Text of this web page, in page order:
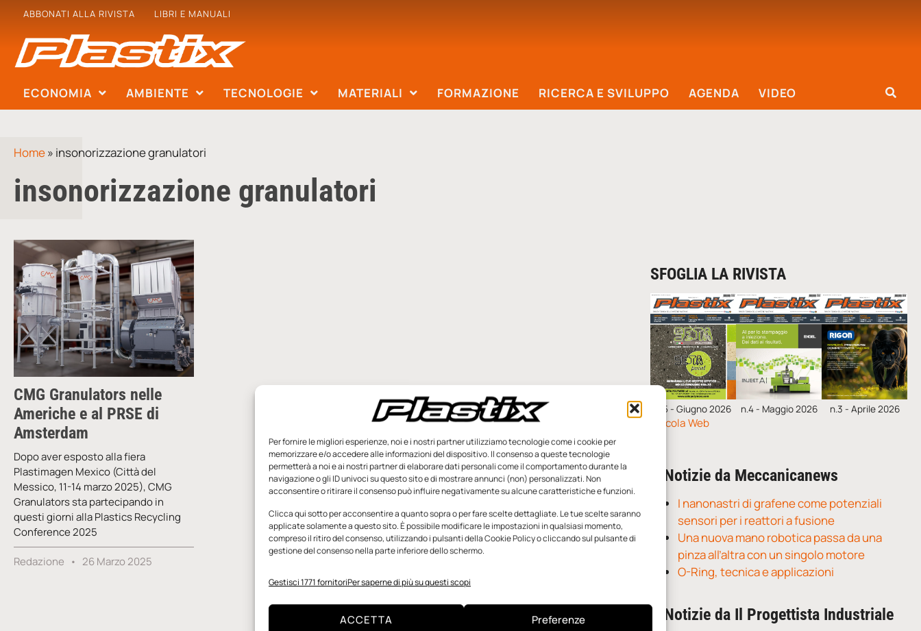
Per fornire le migliori esperienze, noi e i nostri partner utilizziamo tecnologie come i cookie per
memorizzare e/o accedere alle informazioni del dispositivo. Il consenso a queste tecnologie
permetterà a noi e ai nostri partner di elaborare dati personali come il comportamento durante la
navigazione o gli ID univoci su questo sito e di mostrare annunci (non) personalizzati. Non
acconsentire o ritirare il consenso può influire negativamente su alcune caratteristiche e funzioni.
Clicca qui sotto per acconsentire a quanto sopra o per fare scelte dettagliate. Le tue scelte saranno
applicate solamente a questo sito. È possibile modificare le impostazioni in qualsiasi momento,
compreso il ritiro del consenso, utilizzando i pulsanti della Cookie Policy o cliccando sul pulsante di
gestione del consenso nella parte inferiore dello schermo.
Gestisci 1771 fornitoriPer saperne di più su questi scopi
ACCETTA Preferenze
ABBONATI ALLA RIVISTA LIBRI E MANUALI
ECONOMIA AMBIENTE TECNOLOGIE MATERIALI FORMAZIONE RICERCA E SVILUPPO AGENDA VIDEO
Home» insonorizzazione granulatori
insonorizzazione granulatori
CMG Granulators nelle
Americhe e al PRSE di
Amsterdam
Dopo aver esposto alla fiera
Plastimagen Mexico (Città del
Messico, 11-14 marzo 2025), CMG
Granulators sta partecipando in
questi giorni alla Plastics Recycling
Conference 2025
Redazione 26 Marzo 2025
SFOGLIA LA RIVISTA
n.5 - Giugno 2026 n.4 - Maggio 2026 n.3 - Aprile 2026
Edicola Web
Notizie da Meccanicanews
I nanonastri di grafene come potenziali
sensori per i reattori a fusione
Una nuova mano robotica passa da una
pinza all’altra con un singolo motore
O-Ring, tecnica e applicazioni
Notizie da Il Progettista Industriale